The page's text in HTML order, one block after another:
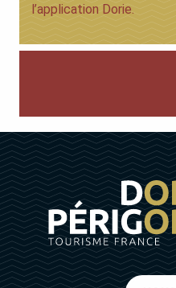
l’application Dorie.